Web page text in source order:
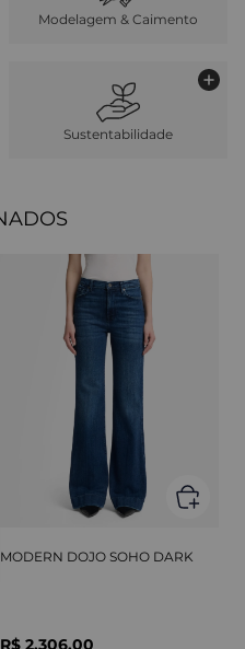
Modelagem & Caimento
Sustentabilidade
MODERN DOJO SOHO DARK
R$ 2.306,00